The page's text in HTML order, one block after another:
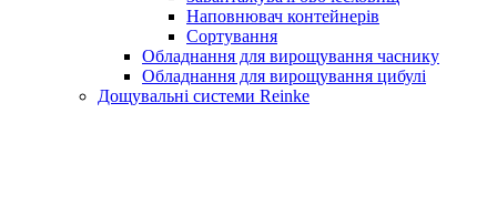
Наповнювач контейнерів
Сортування
Обладнання для вирощування часнику
Обладнання для вирощування цибулі
Дощувальні системи Reinke